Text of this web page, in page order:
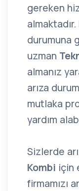
gereken
durumuna
uzman
almanız
arıza
mutlaka
yardım
Sizlerde
Kombi için
firmamızı